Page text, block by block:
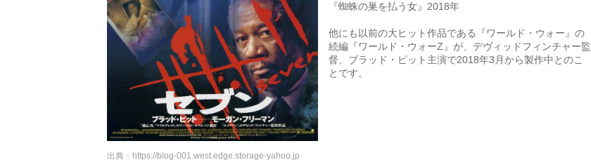
『蜘蛛の巣を払う女』2018年
他にも以前の大ヒット作品である『ワールド・ウォー』の
続編『ワールド・ウォーZ』が、デヴィッドフィンチャー監
督、ブラッド・ピット主演で2018年3月から製作中とのこ
とです。
出典： https://blog-001.west.edge.storage-yahoo.jp